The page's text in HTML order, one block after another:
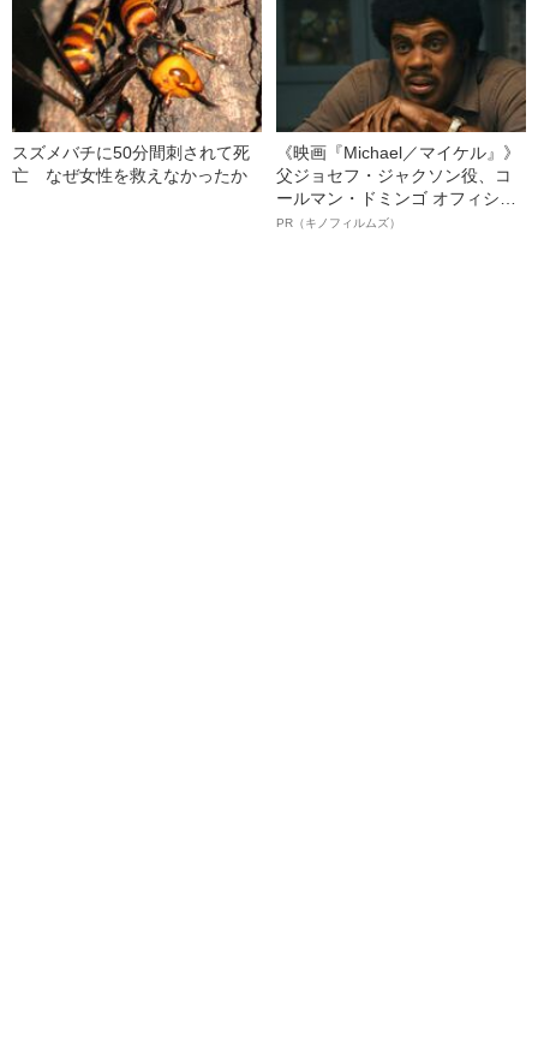
スズメバチに50分間刺されて死
亡 なぜ女性を救えなかったか
《映画『Michael／マイケル』》
父ジョセフ・ジャクソン役、コ
ールマン・ドミンゴ オフィシャ
ルインタビュー“観客を魅了した
PR（キノフィルムズ）